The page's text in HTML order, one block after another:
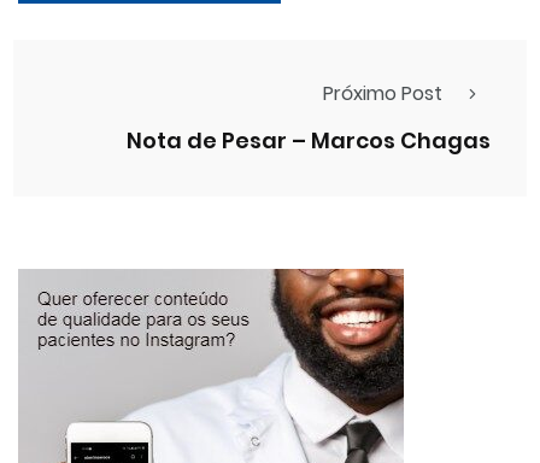
Próximo Post
Nota de Pesar – Marcos Chagas